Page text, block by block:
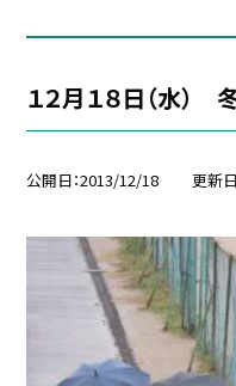
１２月１８日（水）
公開日 2013/12/18 更新日